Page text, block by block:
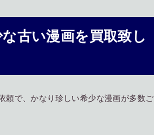
古い漫画を買取致し
頼で、かなり珍しい希少な漫画が多数ご